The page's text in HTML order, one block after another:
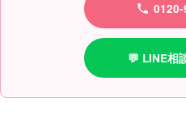
💬 LINE相